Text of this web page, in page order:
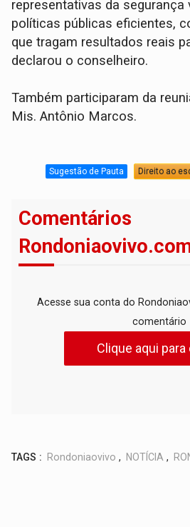
representativas da segurança
políticas públicas eficientes,
que tragam resultados reais
declarou o conselheiro.
Também participaram da
Mis. Antônio Marcos.
Sugestão de Pauta Direito ao
Comentários
Acesse sua conta do
comentário
Clique aqui para
TAGS : Rondoniaovivo , NOTÍCIA ,